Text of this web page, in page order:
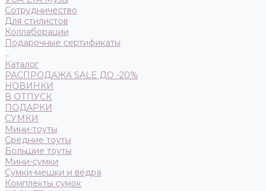
Сотрудничество
Для стилистов
Коллаборации
Подарочные сертификаты
...
Каталог
РАСПРОДАЖА SALE ДО -20%
НОВИНКИ
В ОТПУСК
ПОДАРКИ
СУМКИ
Мини-тоуты
Средние тоуты
Большие тоуты
Мини-сумки
Сумки-мешки и ведра
Комплекты сумок